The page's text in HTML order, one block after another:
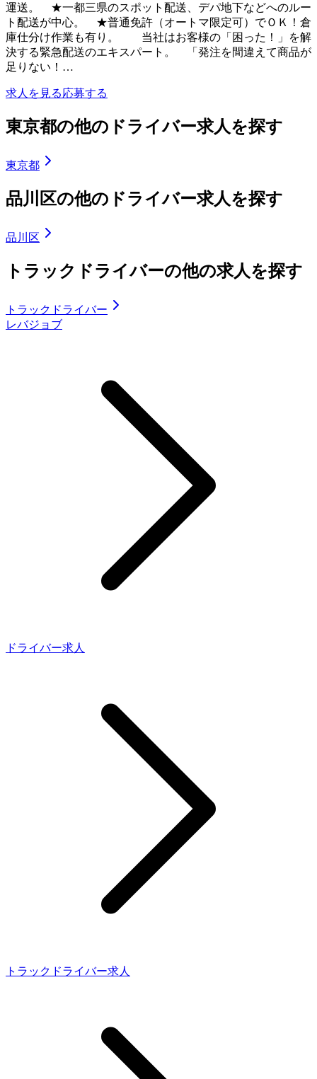
運送。 ★一都三県のスポット配送、デパ地下などへのルー
ト配送が中心。 ★普通免許（オートマ限定可）でＯＫ！倉
庫仕分け作業も有り。 当社はお客様の「困った！」を解
決する緊急配送のエキスパート。 「発注を間違えて商品が
足りない！…
求人を見る応募する
東京都の他のドライバー求人を探す
東京都
品川区の他のドライバー求人を探す
品川区
トラックドライバーの他の求人を探す
トラックドライバー
レバジョブ
ドライバー求人
トラックドライバー求人